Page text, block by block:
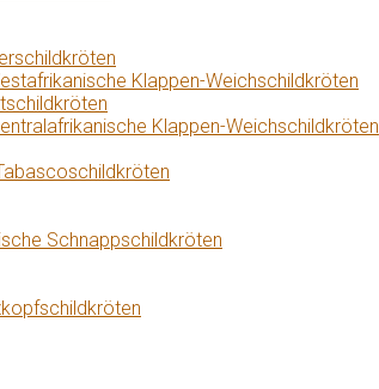
Klappen-Weichschildkröten
Klappen-Weichschildkröten
Schnappschildkröten